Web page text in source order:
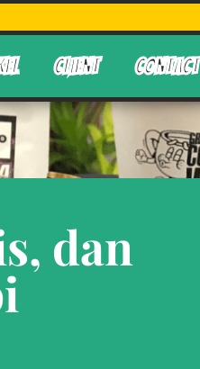
CLIENT CONTACT
dan